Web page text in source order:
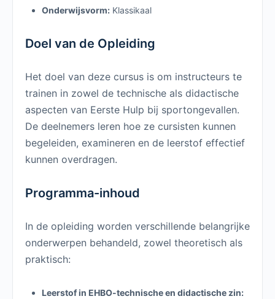
Onderwijsvorm: Klassikaal
Doel van de Opleiding
Het doel van deze cursus is om instructeurs te
trainen in zowel de technische als didactische
aspecten van Eerste Hulp bij sportongevallen.
De deelnemers leren hoe ze cursisten kunnen
begeleiden, examineren en de leerstof effectief
kunnen overdragen.
Programma-inhoud
In de opleiding worden verschillende belangrijke
onderwerpen behandeld, zowel theoretisch als
praktisch:
Leerstof in EHBO-technische en didactische zin: